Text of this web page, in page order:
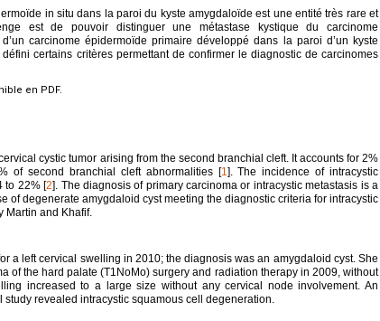
in situ dans la paroi du kyste amygdaloïde est une entité très rare et
est de pouvoir distinguer une métastase kystique du carcinome
carcinome épidermoïde primaire développé dans la paroi d’un kyste
certains critères permettant de confirmer le diagnostic de carcinomes
en PDF.
cystic tumor arising from the second branchial cleft. It accounts for 2%
of second branchial cleft abnormalities [1 ]. The incidence of intracystic
to 22% [2]. The diagnosis of primary carcinoma or intracystic metastasis is a
of degenerate amygdaloid cyst meeting the diagnostic criteria for intracystic
Martin and Khafif.
a left cervical swelling in 2010; the diagnosis was an amygdaloid cyst. She
of the hard palate (T1NoMo) surgery and radiation therapy in 2009, without
increased to a large size without any cervical node involvement. An
revealed intracystic squamous cell degeneration.